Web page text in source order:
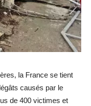
la France se tient
causés par le
de 400 victimes et